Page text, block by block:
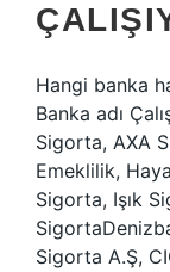
Hangi banka
Banka adı
Sigorta, AXA
Emeklilik,
Sigorta, Işık
Sigorta A.Ş,